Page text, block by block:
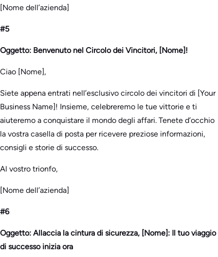
[Nome dell’azienda]
#5
Oggetto: Benvenuto nel Circolo dei Vincitori, [Nome]!
Ciao [Nome],
Siete appena entrati nell’esclusivo circolo dei vincitori di [Your
Business Name]! Insieme, celebreremo le tue vittorie e ti
aiuteremo a conquistare il mondo degli affari. Tenete d’occhio
la vostra casella di posta per ricevere preziose informazioni,
consigli e storie di successo.
Al vostro trionfo,
[Nome dell’azienda]
#6
Oggetto: Allaccia la cintura di sicurezza, [Nome]: Il tuo viaggio
di successo inizia ora